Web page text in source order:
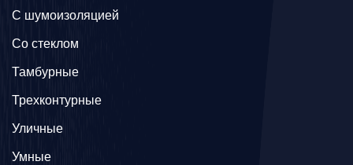
С шумоизоляцией
Со стеклом
Тамбурные
Трехконтурные
Уличные
Умные